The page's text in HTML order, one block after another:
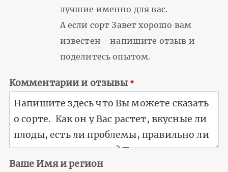
лучшие именно для вас.
А если сорт Завет хорошо вам
известен - напишите отзыв и
поделитесь опытом.
Комментарии и отзывы
Ваше Имя и регион